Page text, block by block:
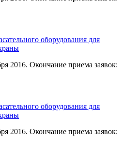
оборудования для
2016. Окончание приема заявок:
оборудования для
2016. Окончание приема заявок: